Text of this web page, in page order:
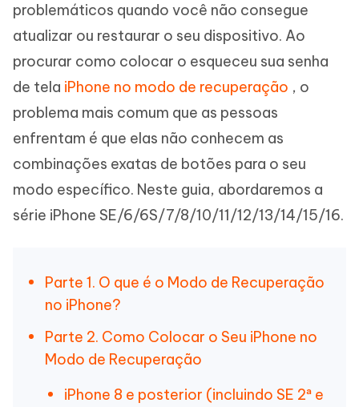
problemáticos quando você não consegue
atualizar ou restaurar o seu dispositivo. Ao
procurar como colocar o esqueceu sua senha
de tela iPhone no modo de recuperação , o
problema mais comum que as pessoas
enfrentam é que elas não conhecem as
combinações exatas de botões para o seu
modo específico. Neste guia, abordaremos a
série iPhone SE/6/6S/7/8/10/11/12/13/14/15/16.
Parte 1. O que é o Modo de Recuperação
no iPhone?
Parte 2. Como Colocar o Seu iPhone no
Modo de Recuperação
iPhone 8 e posterior (incluindo SE 2ª e